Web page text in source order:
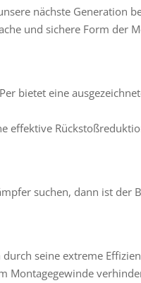
nächste Generation
und sichere Form der
bietet eine
effektive
suchen, dann ist der
seine extreme
Montagegewinde